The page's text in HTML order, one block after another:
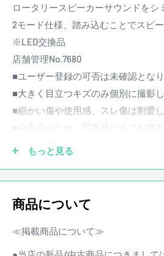
ロータリースピーカーサウンドをシ
2モード仕様、踏み込むことでスピー
※LED交換品
店舗管理No.7680
■ユーザー登録の可否は未確認となり
■大きく目立つキズのみ個別に撮影し
■細かい傷や使用感、スレ傷は割愛し
■中古品のため、写真外にキズが存
付属品：取扱説明書
【商品状態】
中古品 キズあり
※状態は画像にてご確認ください。
もっと見る
商品について
≪掲載商品について≫